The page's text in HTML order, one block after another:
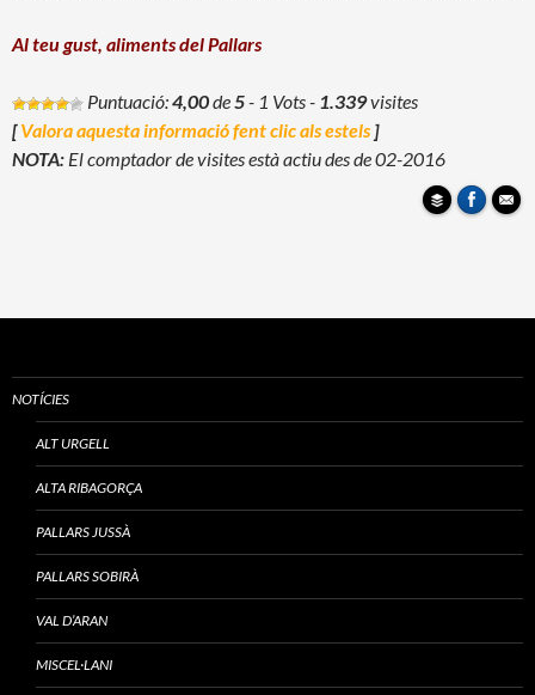
Al teu gust, aliments del Pallars
Puntuació:4,00de5- 1 Vots- 1.339visites
[Valora aquesta informació fent clic als estels ]
NOTA: El comptador de visites està actiu des de 02-2016
NOTÍCIES
ALT URGELL
ALTA RIBAGORÇA
PALLARS JUSSÀ
PALLARS SOBIRÀ
VAL D’ARAN
MISCEL·LANI